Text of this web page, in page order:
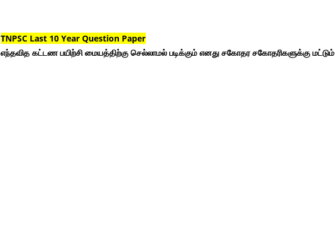
TNPSC Last 10 Year Question Paper
எந்தவித கட்டண பயிற்சி மையத்திற்கு செல்லாமல் படிக்கும் எனது சகோதர சகோதரிகளுக்கு மட்டும்